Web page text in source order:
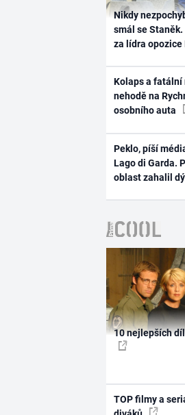
Nikdy
smál se
za lídra opozice
Kolaps a fatální
nehodě na
osobního auta
Peklo, píší
Lago di Garda.
oblast zahalil
10 nejlepších
TOP filmy a